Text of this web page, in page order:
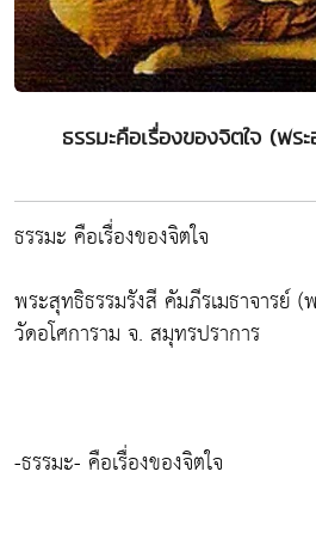
ธรรมะคือเรื่องของจิตใจ (พร
ธรรมะ คือเรื่องของจิตใจ
พระสุทธิธรรมรังสี คัมภีรเมธาจารย์ (
วัดอโศการาม จ. สมุทรปราการ
-ธรรมะ- คือเรื่องของจิตใจ